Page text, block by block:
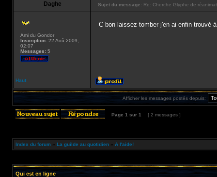
Daghe Sujet du message: Re: Cherche Glyphe de
Ami du Gondor
Inscription: 22 Aoû 2009,
02:07
Messages: 5
C bon laissez tomber j'en ai enfin trouvé
Haut
Afficher les messages postés depuis:
Page 1 sur 1 [ 2 messages ]
Index du forum » La guilde au quotidien » A l'aide!
Qui est en ligne